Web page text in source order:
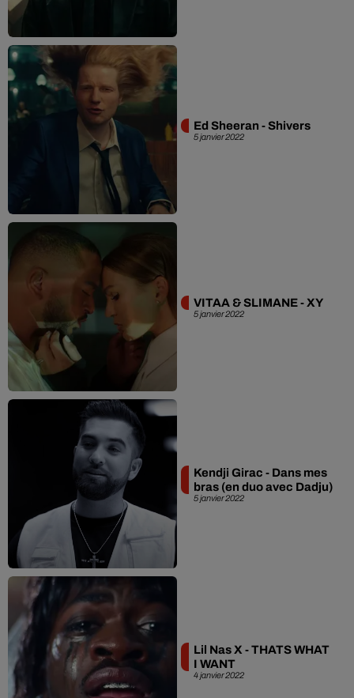
5 janvier 2022
Ed Sheeran - Shivers
5 janvier 2022
VITAA & SLIMANE - XY
5 janvier 2022
Kendji Girac - Dans mes
bras (en duo avec Dadju)
4 janvier 2022
Lil Nas X - THATS WHAT
I WANT